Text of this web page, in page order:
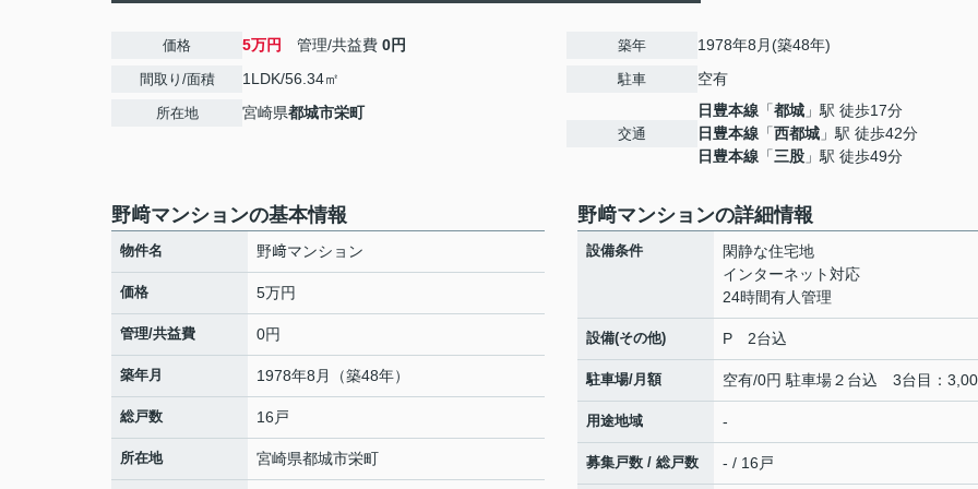
価格 5万円 管理/共益費 0円
間取り/面積 1LDK/56.34㎡
所在地 宮崎県都城市栄町
築年 1978年8月(築48年)
駐車 空有
交通
日豊本線 「都城 」駅 徒歩17分
日豊本線 「西都城 」駅 徒歩42分
日豊本線 「三股 」駅 徒歩49分
野﨑マンションの基本情報
物件名 野﨑マンション
価格 5万円
管理/共益費 0円
築年月 1978年8月（築48年）
総戸数 16戸
所在地 宮崎県都城市栄町
野﨑マンションの詳細情報
設備条件
閑静な住宅地
インターネット対応
24時間有人管理
設備(その他) P 2台込
駐車場/月額 空有/0円 駐車場２台込 3台目：
用途地域 -
募集戸数 / 総戸数 - / 16戸